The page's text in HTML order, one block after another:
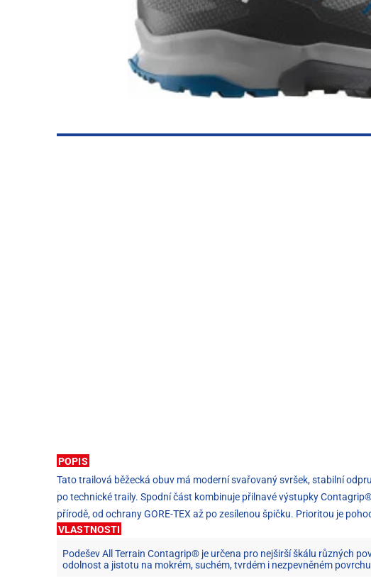
POPIS
Tato trailová běžecká obuv má moderní svařovaný svršek, stabilní
po technické traily. Spodní část kombinuje přilnavé výstupky
přírodě, od ochrany GORE-TEX až po zesílenou špičku. Prioritou je
VLASTNOSTI
Podešev All Terrain Contagrip® je určena pro nejširší škálu různých
odolnost a jistotu na mokrém, suchém, tvrdém i nezpevněném povrchu